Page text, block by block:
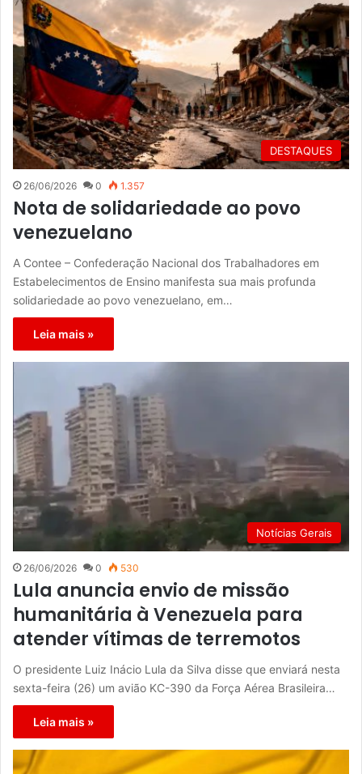
DESTAQUES
26/06/2026 0 1.357
Nota de solidariedade ao povo
venezuelano
A Contee – Confederação Nacional dos Trabalhadores em
Estabelecimentos de Ensino manifesta sua mais profunda
solidariedade ao povo venezuelano, em…
Leia mais »
Notícias Gerais
26/06/2026 0 530
Lula anuncia envio de missão
humanitária à Venezuela para
atender vítimas de terremotos
O presidente Luiz Inácio Lula da Silva disse que enviará nesta
sexta-feira (26) um avião KC-390 da Força Aérea Brasileira…
Leia mais »